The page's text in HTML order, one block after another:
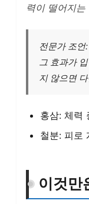
력이 떨어지는
전문가 조
그 효과가
지 않으면
홍삼: 체력
철분: 피로
이것만